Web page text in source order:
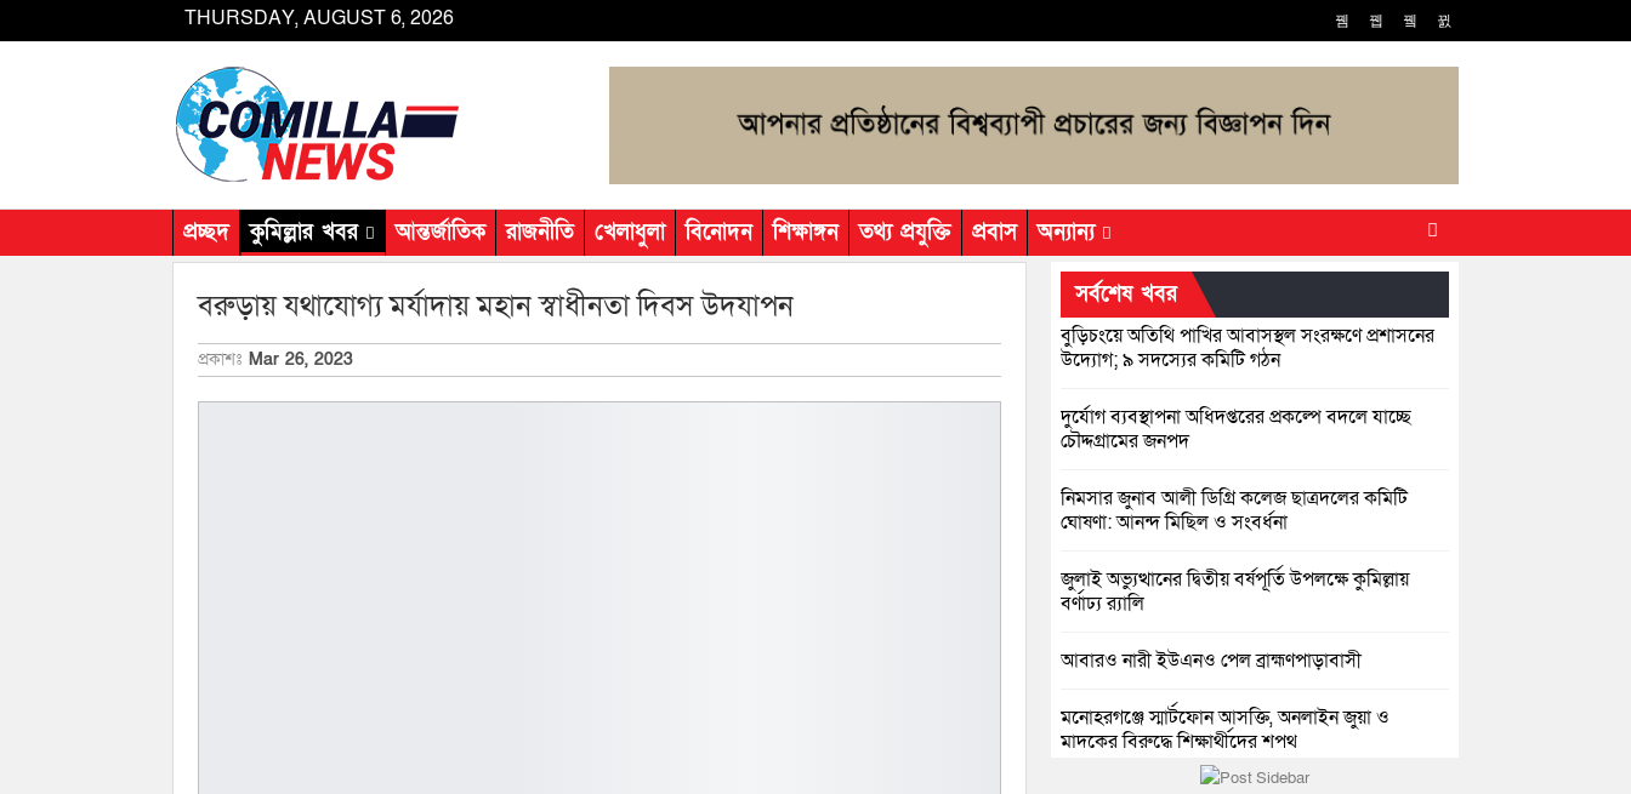
THURSDAY, AUGUST 6, 2026
প্রচ্ছদ কুমিল্লার খবর আন্তর্জাতিক রাজনীতি খেলাধুলা বিনোদন শিক্ষাঙ্গন তথ্য প্রযুক্তি প্রবাস অন্যান্য
বরুড়ায় যথাযোগ্য মর্যাদায় মহান স্বাধীনতা দিবস উদযাপন
প্রকাশঃ Mar 26, 2023
সর্বশেষ খবর
বুড়িচংয়ে অতিথি পাখির আবাসস্থল সংরক্ষণে প্রশাসনের
উদ্যোগ; ৯ সদস্যের কমিটি গঠন
দুর্যোগ ব্যবস্থাপনা অধিদপ্তরের প্রকল্পে বদলে যাচ্ছে
চৌদ্দগ্রামের জনপদ
নিমসার জুনাব আলী ডিগ্রি কলেজ ছাত্রদলের কমিটি
ঘোষণা: আনন্দ মিছিল ও সংবর্ধনা
জুলাই অভ্যুত্থানের দ্বিতীয় বর্ষপূর্তি উপলক্ষে কুমিল্লায়
বর্ণাঢ্য র‍্যালি
আবারও নারী ইউএনও পেল ব্রাহ্মণপাড়াবাসী
মনোহরগঞ্জে স্মার্টফোন আসক্তি, অনলাইন জুয়া ও
মাদকের বিরুদ্ধে শিক্ষার্থীদের শপথ